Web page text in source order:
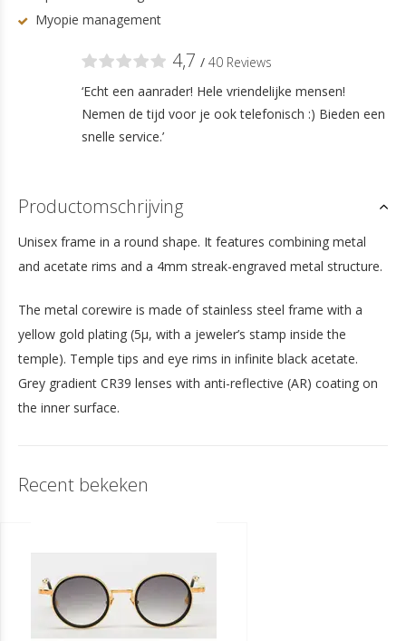
Myopie management
4,7 / 40 Reviews
‘Echt een aanrader! Hele vriendelijke mensen!
Nemen de tijd voor je ook telefonisch :) Bieden een
snelle service.’
Productomschrijving
Unisex frame in a round shape. It features combining metal
and acetate rims and a 4mm streak-engraved metal structure.
The metal corewire is made of stainless steel frame with a
yellow gold plating (5µ, with a jeweler’s stamp inside the
temple). Temple tips and eye rims in infinite black acetate.
Grey gradient CR39 lenses with anti-reflective (AR) coating on
the inner surface.
Recent bekeken